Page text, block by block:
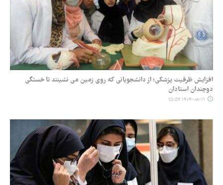
افزایش ظرفیت پزشکی؛ از دانشجویانی که روی زمین می نشینند تا خستگی
دوچندان استادان
۱۴۰۴-۰۸-۱۱ ۱۵:۵۷